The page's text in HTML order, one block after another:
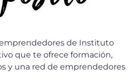
de Instituto
que te ofrece formación,
y una red de emprendedores